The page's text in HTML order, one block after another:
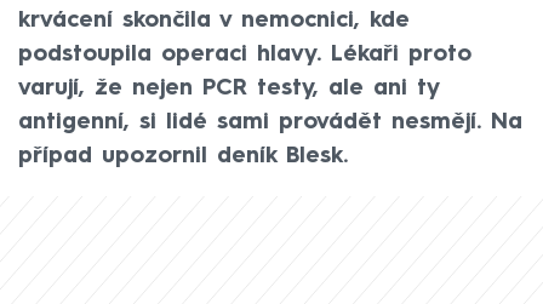
krvácení skončila v nemocnici, kde
podstoupila operaci hlavy. Lékaři proto
varují, že nejen PCR testy, ale ani ty
antigenní, si lidé sami provádět nesmějí. Na
případ upozornil deník Blesk.